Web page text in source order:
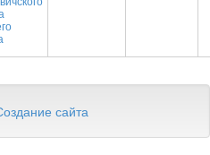
сайта